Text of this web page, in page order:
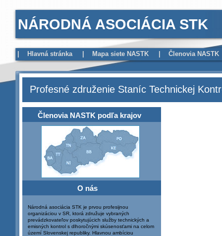
Hlavná stránka Mapa siete NASTK Členovia NASTK
Národná asociácia STK je prvou profesijnou
organizáciou v SR, ktorá združuje vybraných
prevádzkovateľov poskytujúcich služby technických a
emisných kontrol s dlhoročnými skúsenosťami na celom
území Slovenskej republiky. Hlavnou ambíciou
Členovia NASTK podľa krajov
O nás
Profesné združenie Staníc Technickej
NÁRODNÁ ASOCIÁCIA STK